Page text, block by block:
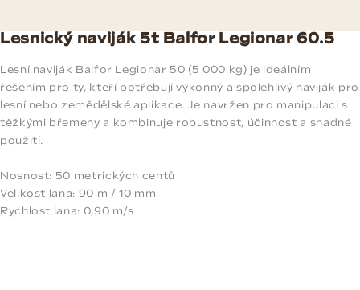
Lesnický naviják 5t Balfor Legionar 60.5
Lesní naviják Balfor Legionar 50 (5 000 kg) je ideálním
řešením pro ty, kteří potřebují výkonný a spolehlivý naviják pro
lesní nebo zemědělské aplikace. Je navržen pro manipulaci s
těžkými břemeny a kombinuje robustnost, účinnost a snadné
použití.
Nosnost: 50 metrických centů
Velikost lana: 90 m / 10 mm
Rychlost lana: 0,90 m/s